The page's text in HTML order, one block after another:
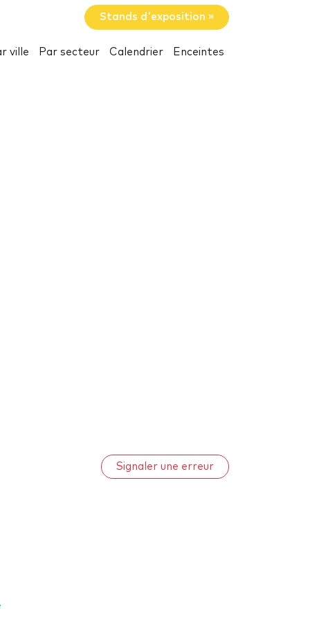
Stands d'exposition »
ville Par secteur Calendrier Enceintes
Signaler une erreur